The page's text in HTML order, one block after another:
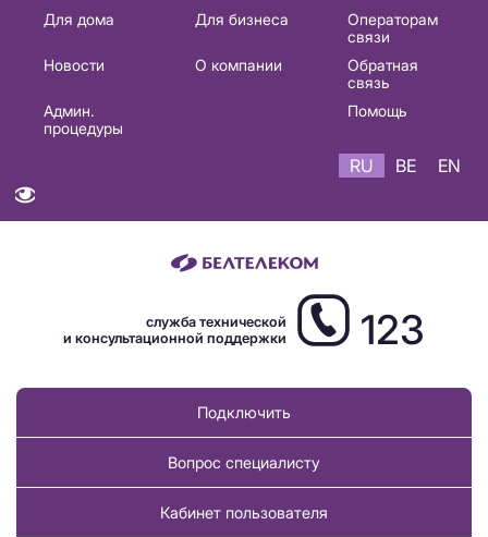
Основная
навигация
Для дома Для бизнеса
Операторам
связи
Новости
О компании
Обратная
связь
Админ.
процедуры
Помощь
RU BE EN
служба технической
и консультационной поддержки
123
Подключить
Вопрос специалисту
Кабинет пользователя